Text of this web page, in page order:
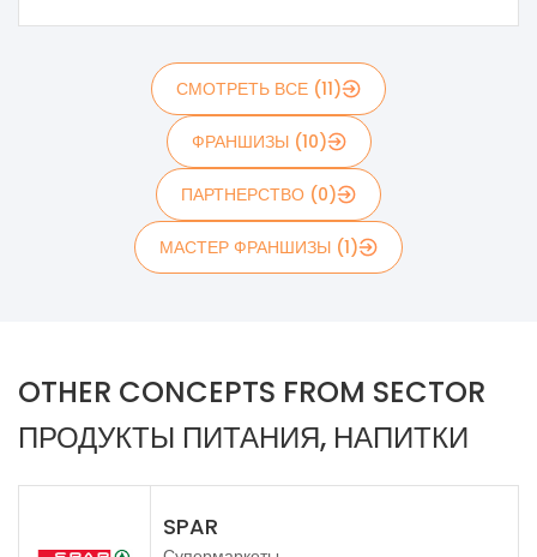
СМОТРЕТЬ ВСЕ (11)
ФРАНШИЗЫ (10)
ПАРТНЕРСТВО (0)
МАСТЕР ФРАНШИЗЫ (1)
OTHER CONCEPTS FROM SECTOR
ПРОДУКТЫ ПИТАНИЯ, НАПИТКИ
SPAR